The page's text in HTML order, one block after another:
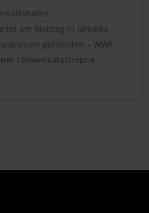
am Montag in Jamaika –
gefährden – WWF
Umweltkatastrophe